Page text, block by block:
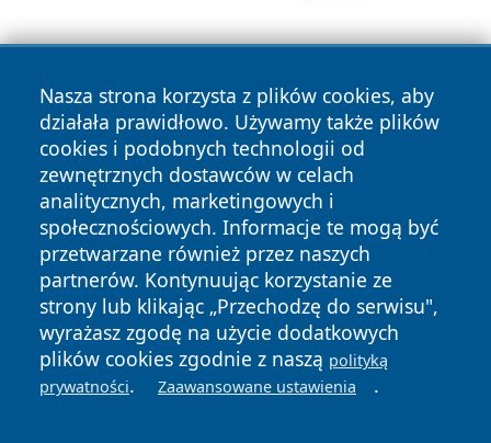
Nasza strona korzysta z plików cookies, aby
działała prawidłowo. Używamy także plików
cookies i podobnych technologii od
zewnętrznych dostawców w celach
analitycznych, marketingowych i
społecznościowych. Informacje te mogą być
przetwarzane również przez naszych
partnerów. Kontynuując korzystanie ze
strony lub klikając „Przechodzę do serwisu",
wyrażasz zgodę na użycie dodatkowych
plików cookies zgodnie z naszą polityką
prywatności. Zaawansowane ustawienia .
Copyright © 2026 piekaryonline.pl Wszystkie prawa
zastrzeżone.
News Autorzy
Polityka
Prywatności
Polityka
Cookies